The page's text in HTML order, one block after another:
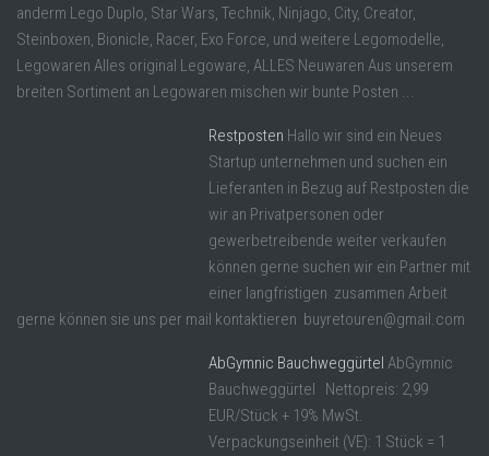
anderm Lego Duplo, Star Wars, Technik, Ninjago, City, Creator,
Steinboxen, Bionicle, Racer, Exo Force, und weitere Legomodelle,
Legowaren Alles original Legoware, ALLES Neuwaren Aus unserem
breiten Sortiment an Legowaren mischen wir bunte Posten ...
Restposten Hallo wir sind ein Neues
Startup unternehmen und suchen ein
Lieferanten in Bezug auf Restposten die
wir an Privatpersonen oder
gewerbetreibende weiter verkaufen
können gerne suchen wir ein Partner mit
einer langfristigen zusammen Arbeit
gerne können sie uns per mail kontaktieren buyretouren@gmail.com
AbGymnic Bauchweggürtel AbGymnic
Bauchweggürtel Nettopreis: 2,99
EUR/Stück + 19% MwSt.
Verpackungseinheit (VE): 1 Stück = 1